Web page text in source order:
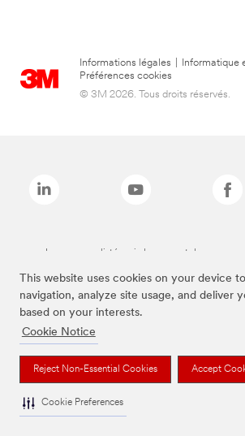
This website uses cookies on your device
navigation, analyze site usage, and deliver
based on your interests.
Cookie Notice
Reject Non-Essential Cookies Accept
Cookie Preferences
Informations légales Informatique
Préférences cookies
© 3M 2026. Tous droits réservés.
Les marques listées ci-dessus sont des